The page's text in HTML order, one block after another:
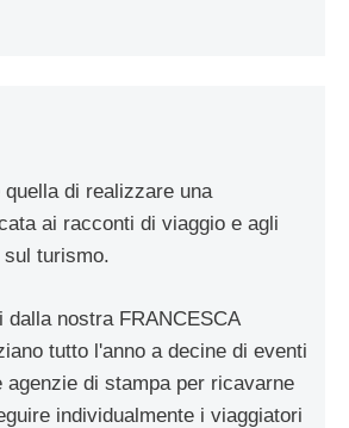
quella di realizzare una
ai racconti di viaggio e agli
sul turismo.
dalla nostra FRANCESCA
tutto l'anno a decine di eventi
agenzie di stampa per ricavarne
individualmente i viaggiatori